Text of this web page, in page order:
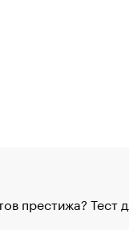
престижа? Тест